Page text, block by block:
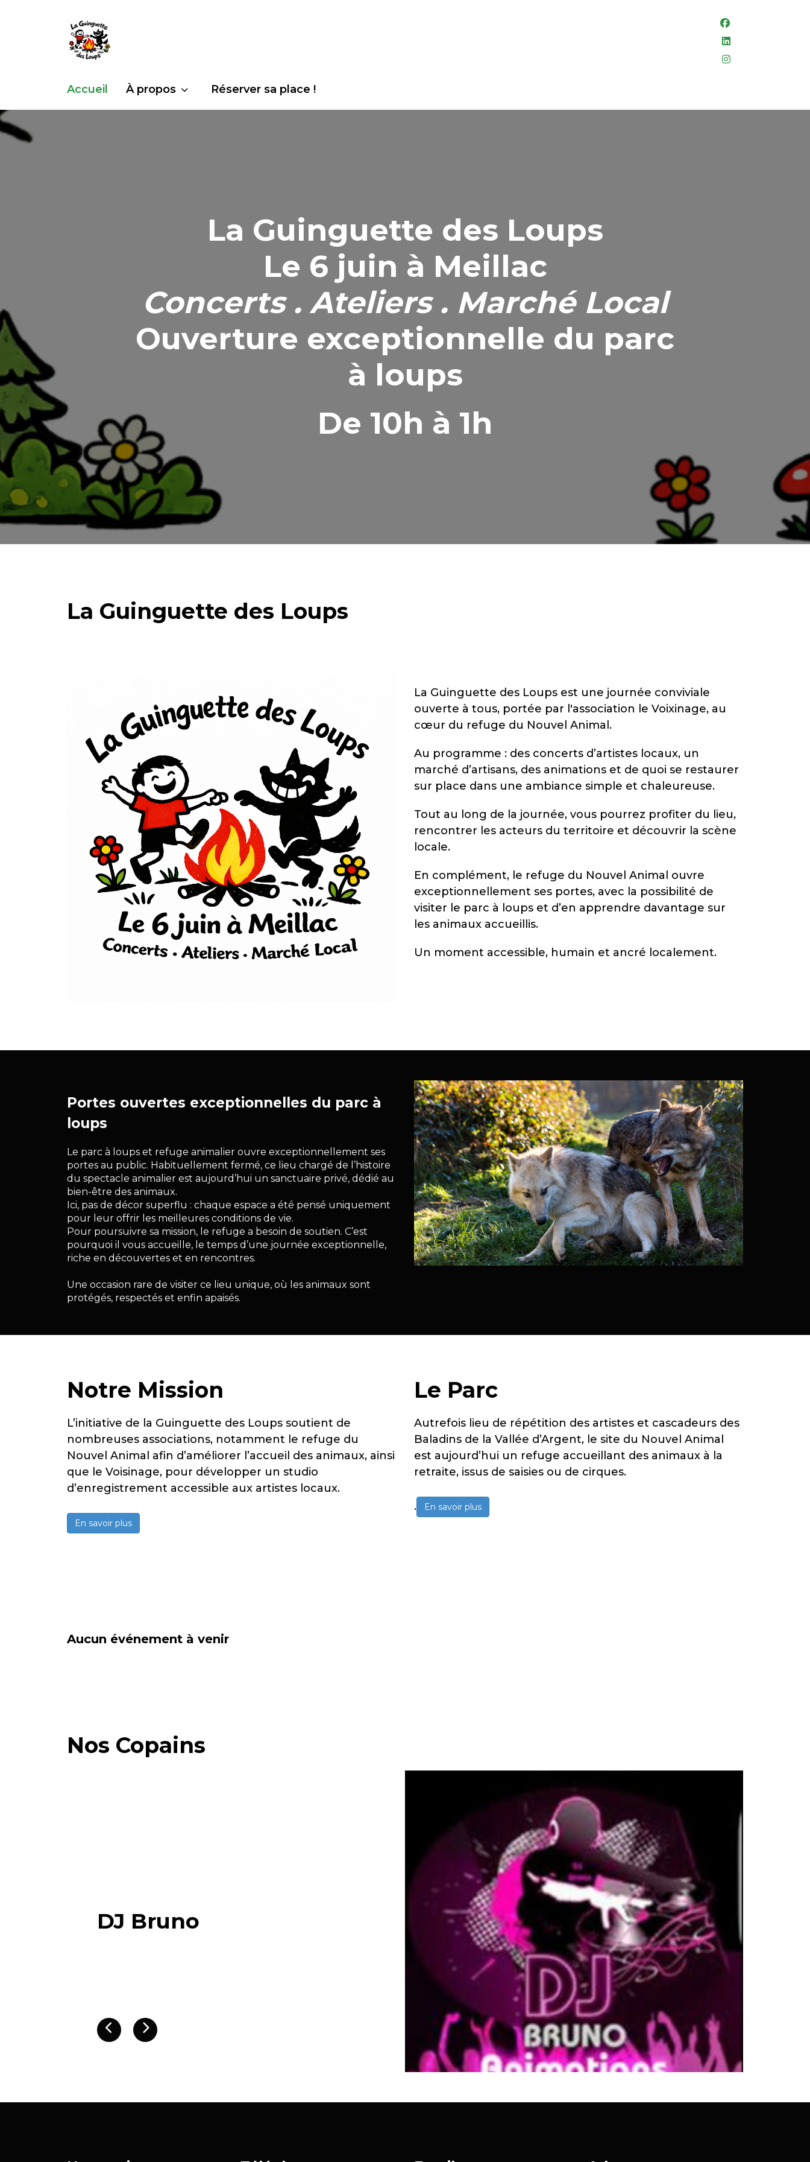
facebook
linkedin
instagram
Accueil À propos Réserver sa place !
La Guinguette des Loups
Le 6 juin à Meillac
Concerts . Ateliers . Marché Local
Ouverture exceptionnelle du parc
à loups
De 10h à 1h
La Guinguette des Loups
La Guinguette des Loups est une journée conviviale
ouverte à tous, portée par l'association le Voixinage, au
cœur du refuge du Nouvel Animal.
Au programme : des concerts d’artistes locaux, un
marché d’artisans, des animations et de quoi se restaurer
sur place dans une ambiance simple et chaleureuse.
Tout au long de la journée, vous pourrez profiter du lieu,
rencontrer les acteurs du territoire et découvrir la scène
locale.
En complément, le refuge du Nouvel Animal ouvre
exceptionnellement ses portes, avec la possibilité de
visiter le parc à loups et d’en apprendre davantage sur
les animaux accueillis.
Un moment accessible, humain et ancré localement.
Portes ouvertes exceptionnelles du parc à
loups
Le parc à loups et refuge animalier ouvre exceptionnellement ses
portes au public. Habituellement fermé, ce lieu chargé de l’histoire
du spectacle animalier est aujourd’hui un sanctuaire privé, dédié au
bien-être des animaux.
Ici, pas de décor superflu : chaque espace a été pensé uniquement
pour leur offrir les meilleures conditions de vie.
Pour poursuivre sa mission, le refuge a besoin de soutien. C’est
pourquoi il vous accueille, le temps d’une journée exceptionnelle,
riche en découvertes et en rencontres.
Une occasion rare de visiter ce lieu unique, où les animaux sont
protégés, respectés et enfin apaisés.
Notre Mission
L’initiative de la Guinguette des Loups soutient de
nombreuses associations, notamment le refuge du
Nouvel Animal afin d’améliorer l’accueil des animaux, ainsi
que le Voisinage, pour développer un studio
d’enregistrement accessible aux artistes locaux.
En savoir plus
Le Parc
Autrefois lieu de répétition des artistes et cascadeurs des
Baladins de la Vallée d’Argent, le site du Nouvel Animal
est aujourd’hui un refuge accueillant des animaux à la
retraite, issus de saisies ou de cirques.
. En savoir plus
Aucun événement à venir
Nos Copains
Mairie de Meillac
PrécédentSuivant